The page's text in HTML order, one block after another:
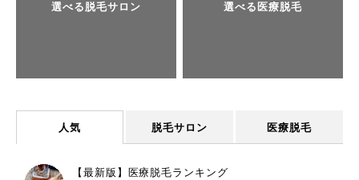
選べる脱毛サロン
選べる医療脱毛
人気 脱毛サロン 医療脱毛
【最新版】医療脱毛ランキング